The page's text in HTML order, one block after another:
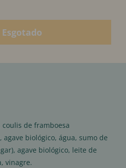
Esgotado
de framboesa
agave biológico, água, sumo de
agave biológico, leite de
vinagre.